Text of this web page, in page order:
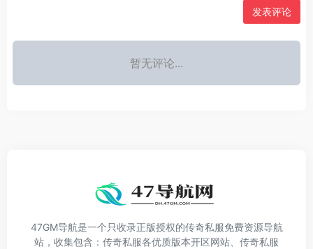
发表评论
暂无评论...
47GM导航是一个只收录正版授权的传奇私服免费资源导航
站，收集包含：传奇私服各优质版本开区网站、传奇私服